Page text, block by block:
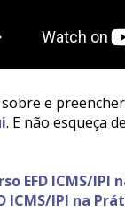
e
. E não esqueça
EFD ICMS/
ICMS/IPI na